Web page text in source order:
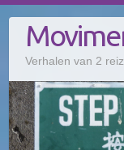
Verhalen van 2